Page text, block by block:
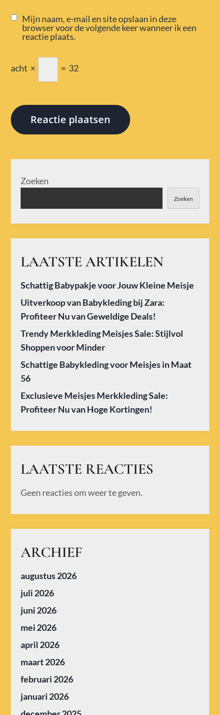
Mijn naam, e-mail en site opslaan in deze
browser voor de volgende keer wanneer ik een
reactie plaats.
acht × = 32
Zoeken
Zoeken
LAATSTE ARTIKELEN
Schattig Babypakje voor Jouw Kleine Meisje
Uitverkoop van Babykleding bij Zara:
Profiteer Nu van Geweldige Deals!
Trendy Merkkleding Meisjes Sale: Stijlvol
Shoppen voor Minder
Schattige Babykleding voor Meisjes in Maat
56
Exclusieve Meisjes Merkkleding Sale:
Profiteer Nu van Hoge Kortingen!
LAATSTE REACTIES
Geen reacties om weer te geven.
ARCHIEF
augustus 2026
juli 2026
juni 2026
mei 2026
april 2026
maart 2026
februari 2026
januari 2026